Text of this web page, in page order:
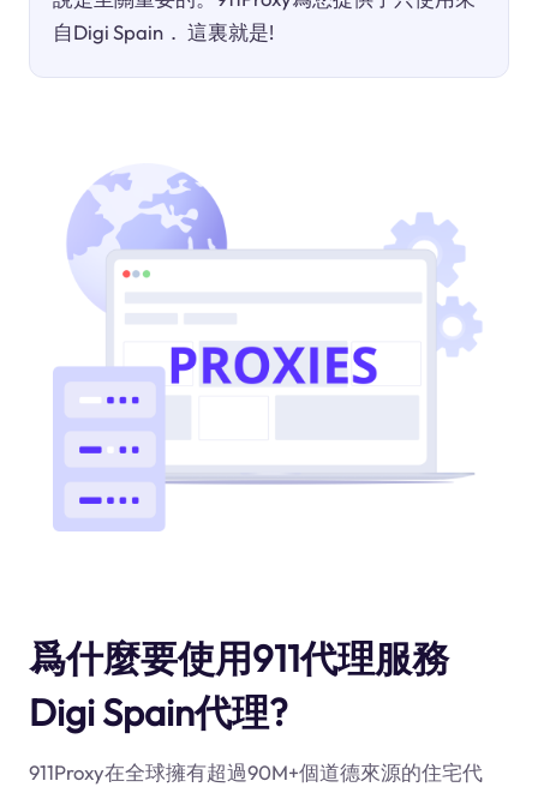
自Digi Spain． 這裏就是!
爲什麼要使用911代理服務
Digi Spain代理?
911Proxy在全球擁有超過90M+個道德來源的住宅代